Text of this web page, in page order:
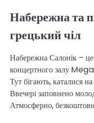
Набережна та
грецький чіл
Набережна Салонік –
концертного залу
Тут бігають, каталися
Ввечері заповнено
Атмосферно,